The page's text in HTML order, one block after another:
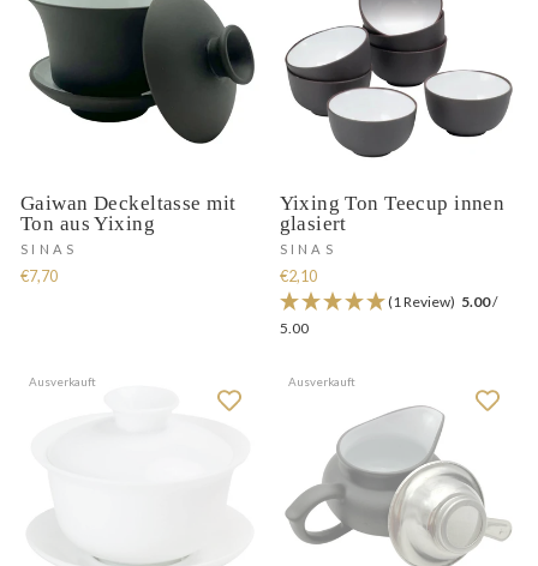
Gaiwan Deckeltasse mit
Ton aus Yixing
SINAS
€7,70
Yixing Ton Teecup innen
glasiert
SINAS
€2,10
(1 Review) 5.00/
5.00
Ausverkauft Ausverkauft